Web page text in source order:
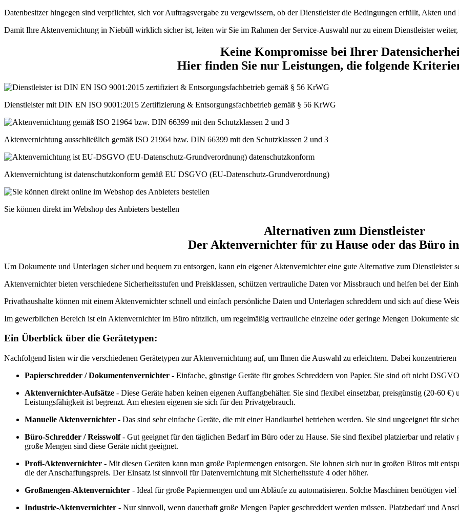
Datenbesitzer hingegen sind verpflichtet, sich vor Auftragsvergabe zu vergewissern, ob der Dienstleister die Bedingungen erfüllt, Akten
Damit Ihre Aktenvernichtung in Niebüll wirklich sicher ist, leiten wir Sie im Rahmen der Service-Auswahl nur zu einem Dienstleister
Keine Kompromisse bei Ihrer
Hier finden Sie nur Leistungen, die folgende
Dienstleister mit DIN EN ISO 9001:2015 Zertifizierung & Entsorgungsfachbetrieb gemäß § 56 KrWG
Aktenvernichtung ausschließlich gemäß ISO 21964 bzw. DIN 66399 mit den Schutzklassen 2 und 3
Aktenvernichtung ist datenschutzkonform gemäß EU DSGVO (EU-Datenschutz-Grundverordnung)
Sie können direkt im Webshop des Anbieters bestellen
Alternativen zum Dienstleister
Der Aktenvernichter für zu Hause oder das Büro
Um Dokumente und Unterlagen sicher und bequem zu entsorgen, kann ein eigener Aktenvernichter eine gute Alternative zum Dienstleister
Aktenvernichter bieten verschiedene Sicherheitsstufen und Preisklassen, schützen vertrauliche Daten vor Missbrauch und helfen bei der
Privathaushalte können mit einem Aktenvernichter schnell und einfach persönliche Daten und Unterlagen schreddern und sich auf diese
Im gewerblichen Bereich ist ein Aktenvernichter im Büro nützlich, um regelmäßig vertrauliche einzelne oder geringe Mengen Dokumente
Ein Überblick über die Gerätetypen:
Nachfolgend listen wir die verschiedenen Gerätetypen zur Aktenvernichtung auf, um Ihnen die Auswahl zu erleichtern. Dabei
Papierschredder / Dokumentenvernichter - Einfache, günstige Geräte für grobes Schreddern von Papier. Sie sind oft nicht
Aktenvernichter-Aufsätze - Diese Geräte haben keinen eigenen Auffangbehälter. Sie sind flexibel einsetzbar, preisgünstig (20-60
Leistungsfähigkeit ist begrenzt. Am ehesten eigenen sie sich für den Privatgebrauch.
Manuelle Aktenvernichter - Das sind sehr einfache Geräte, die mit einer Handkurbel betrieben werden. Sie sind ungeeignet für
Büro-Schredder / Reisswolf- Gut geeignet für den täglichen Bedarf im Büro oder zu Hause. Sie sind flexibel platzierbar und
große Mengen sind diese Geräte nicht geeignet.
Profi-Aktenvernichter - Mit diesen Geräten kann man große Papiermengen entsorgen. Sie lohnen sich nur in großen Büros mit
die der Anschaffungspreis. Der Einsatz ist sinnvoll für Datenvernichtung mit Sicherheitsstufe 4 oder höher.
Großmengen-Aktenvernichter - Ideal für große Papiermengen und um Abläufe zu automatisieren. Solche Maschinen benötigen
Industrie-Aktenvernichter - Nur sinnvoll, wenn dauerhaft große Mengen Papier geschreddert werden müssen. Platzbedarf und